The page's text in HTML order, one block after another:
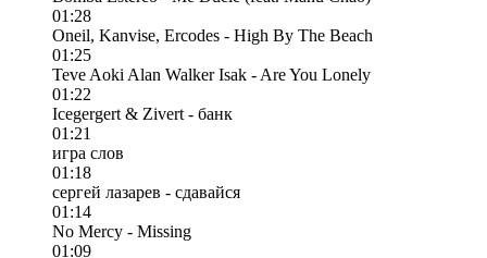
01:28
Oneil, Kanvise, Ercodes - High By The Beach
01:25
Teve Aoki Alan Walker Isak - Are You Lonely
01:22
Icegergert & Zivert - банк
01:21
игра слов
01:18
сергей лазарев - сдавайся
01:14
No Mercy - Missing
01:09